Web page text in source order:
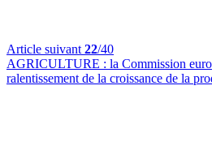
Article suivant 22/40
AGRICULTURE : la Commission
ralentissement de la croissance de la